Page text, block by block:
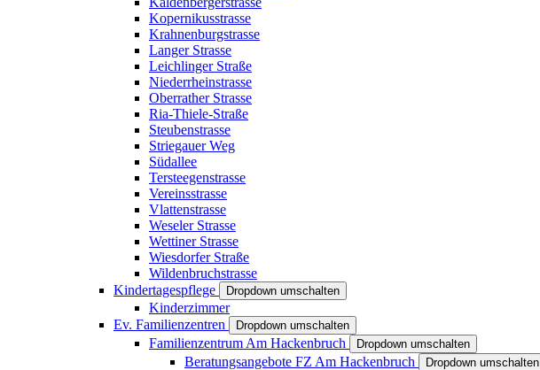
Kopernikusstrasse
Krahnenburgstrasse
Langer Strasse
Leichlinger Straße
Niederrheinstrasse
Oberrather Strasse
Ria-Thiele-Straße
Steubenstrasse
Striegauer Weg
Südallee
Tersteegenstrasse
Vereinsstrasse
Vlattenstrasse
Weseler Strasse
Wettiner Strasse
Wiesdorfer Straße
Wildenbruchstrasse
Kindertagespflege
Dropdown umschalten
Kinderzimmer
Ev. Familienzentren
Dropdown umschalten
Familienzentrum Am Hackenbruch Dropdown umschalten
Beratungsangebote FZ Am Hackenbruch Dropdown umschalten